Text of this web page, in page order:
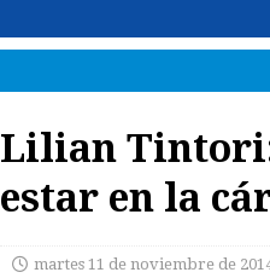
Lilian Tintori:
estar en la
martes 11 de noviembre de